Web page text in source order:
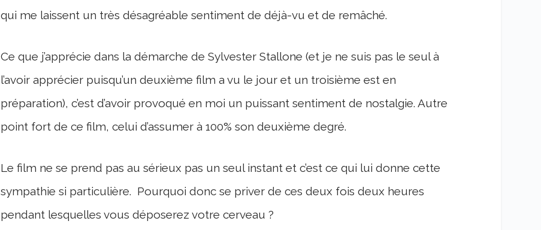
qui me laissent un très désagréable sentiment de déjà-vu et de remâché.
Ce que j’apprécie dans la démarche de Sylvester Stallone (et je ne suis pas le seul à
l’avoir apprécier puisqu’un deuxième film a vu le jour et un troisième est en
préparation), c’est d’avoir provoqué en moi un puissant sentiment de nostalgie. Autre
point fort de ce film, celui d’assumer à 100% son deuxième degré.
Le film ne se prend pas au sérieux pas un seul instant et c’est ce qui lui donne cette
sympathie si particulière. Pourquoi donc se priver de ces deux fois deux heures
pendant lesquelles vous déposerez votre cerveau ?